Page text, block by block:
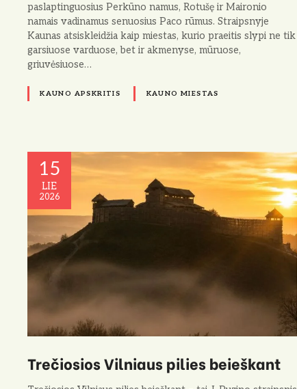
paslaptinguosius Perkūno namus, Rotušę ir Maironio
namais vadinamus senuosius Paco rūmus. Straipsnyje
Kaunas atsiskleidžia kaip miestas, kurio praeitis slypi ne tik
garsiuose varduose, bet ir akmenyse, mūruose,
griuvėsiuose…
KAUNO APSKRITIS KAUNO MIESTAS
15
LIE
2026
Trečiosios Vilniaus pilies beieškant